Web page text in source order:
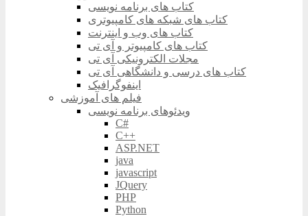
کتاب های برنامه نویسی
کتاب های شبکه های کامپیوتری
کتاب های وب و اینترنت
کتاب های کامپیوتر و آی تی
مجلات الکترونیکی آی تی
کتاب های درسی و دانشگاهی آی تی
اینفوگرافیک
فیلم های آموزشی
ویدئوهای برنامه نویسی
C#
C++
ASP.NET
java
javascript
JQuery
PHP
Python